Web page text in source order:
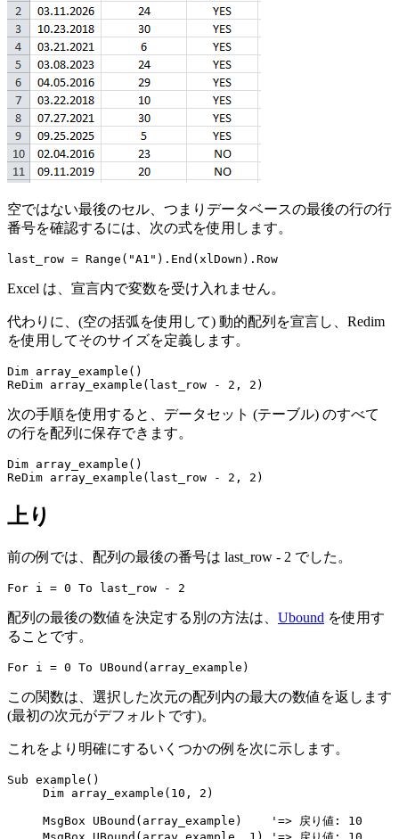
空ではない最後のセル、つまりデータベースの最後の行の行
番号を確認するには、次の式を使用します。
Excel は、宣言内で変数を受け入れません。
代わりに、(空の括弧を使用して) 動的配列を宣言し、Redim
を使用してそのサイズを定義します。
Dim array_example()
次の手順を使用すると、データセット (テーブル) のすべて
の行を配列に保存できます。
Dim array_example()
上り
前の例では、配列の最後の番号は last_row - 2 でした。
配列の最後の数値を決定する別の方法は、 Ubound を使用す
ることです。
この関数は、選択した次元の配列内の最大の数値を返します
(最初の次元がデフォルトです)。
これをより明確にするいくつかの例を次に示します。
Sub example()
     Dim array_example(10, 2)
     MsgBox UBound(array_example)    '=> 戻り値: 10
     MsgBox UBound(array_example, 1) '=> 戻り値: 10